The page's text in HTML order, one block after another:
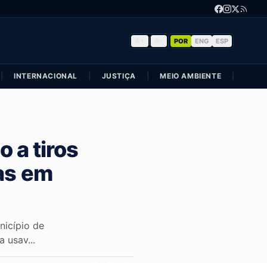
POR ENG ESP
INTERNACIONAL JUSTIÇA MEIO AMBIENTE
a tiros
em
de
usav...